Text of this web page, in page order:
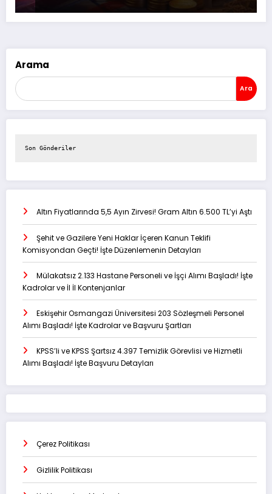
Arama
Ara
Son Gönderiler
Altın Fiyatlarında 5,5 Ayın Zirvesi! Gram Altın 6.500 TL’yi Aştı
Şehit ve Gazilere Yeni Haklar İçeren Kanun Teklifi
Komisyondan Geçti! İşte Düzenlemenin Detayları
Mülakatsız 2.133 Hastane Personeli ve İşçi Alımı Başladı! İşte
Kadrolar ve İl İl Kontenjanlar
Eskişehir Osmangazi Üniversitesi 203 Sözleşmeli Personel
Alımı Başladı! İşte Kadrolar ve Başvuru Şartları
KPSS’li ve KPSS Şartsız 4.397 Temizlik Görevlisi ve Hizmetli
Alımı Başladı! İşte Başvuru Detayları
Çerez Politikası
Gizlilik Politikası